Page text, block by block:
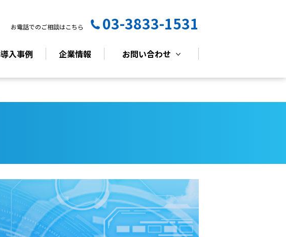
お電話でのご相談はこちら 03-3833-1531
導入事例 企業情報 お問い合わせ